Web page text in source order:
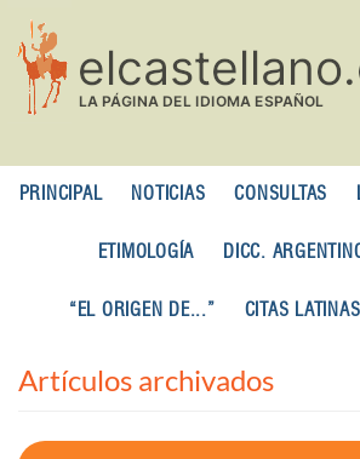
contenido
principal
PRINCIPAL NOTICIAS CONSULTAS
ETIMOLOGÍA DICC.
“EL ORIGEN DE...” CITAS LATINAS
Artículos archivados